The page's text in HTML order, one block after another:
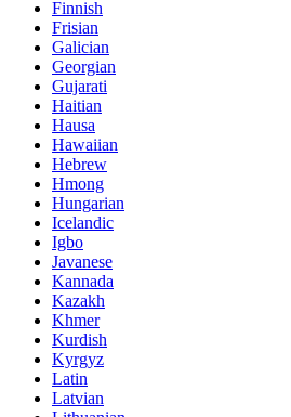
Finnish
Frisian
Galician
Georgian
Gujarati
Haitian
Hausa
Hawaiian
Hebrew
Hmong
Hungarian
Icelandic
Igbo
Javanese
Kannada
Kazakh
Khmer
Kurdish
Kyrgyz
Latin
Latvian